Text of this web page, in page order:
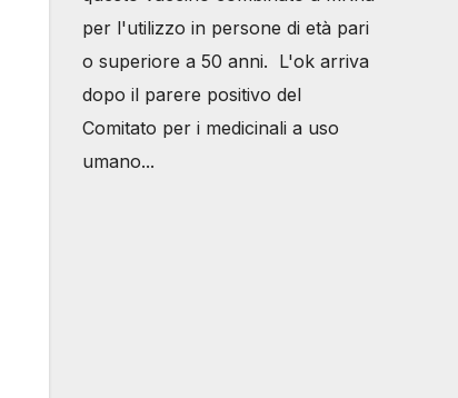
per l'utilizzo in persone di età pari
o superiore a 50 anni. L'ok arriva
dopo il parere positivo del
Comitato per i medicinali a uso
umano...